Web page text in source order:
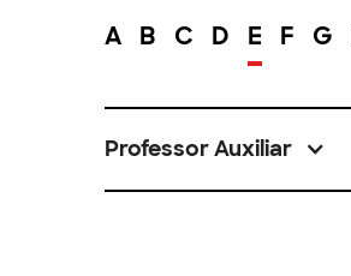
A B C D E F G
Professor Auxiliar